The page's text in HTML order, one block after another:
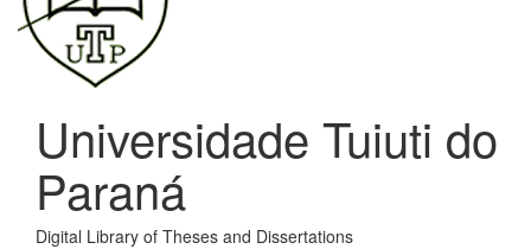
Universidade Tuiuti do
Paraná
Digital Library of Theses and Dissertations